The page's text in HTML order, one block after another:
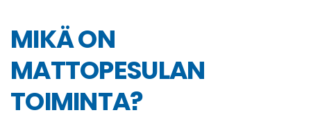
MIKÄ ON
MATTOPESULAN
TOIMINTA?